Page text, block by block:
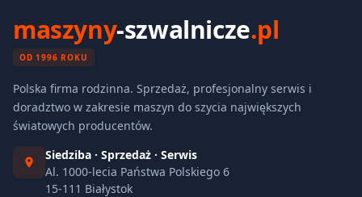
maszyny-szwalnicze.pl
OD 1996 ROKU
Polska firma rodzinna. Sprzedaż, profesjonalny serwis i
doradztwo w zakresie maszyn do szycia największych
światowych producentów.
Siedziba · Sprzedaż · Serwis
Al. 1000-lecia Państwa Polskiego 6
15-111 Białystok